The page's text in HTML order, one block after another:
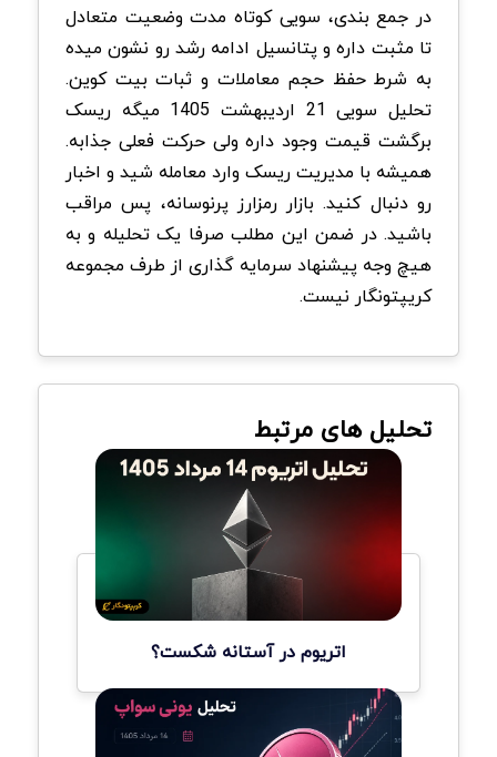
در جمع بندی، سویی کوتاه مدت وضعیت متعادل
تا مثبت داره و پتانسیل ادامه رشد رو نشون میده
به شرط حفظ حجم معاملات و ثبات بیت کوین.
تحلیل سویی 21 اردیبهشت 1405 میگه ریسک
برگشت قیمت وجود داره ولی حرکت فعلی جذابه.
همیشه با مدیریت ریسک وارد معامله شید و اخبار
رو دنبال کنید. بازار رمزارز پرنوسانه، پس مراقب
باشید. در ضمن این مطلب صرفا یک تحلیله و به
هیچ وجه پیشنهاد سرمایه گذاری از طرف مجموعه
کریپتونگار نیست.
تحلیل های مرتبط
اتریوم در آستانه شکست؟